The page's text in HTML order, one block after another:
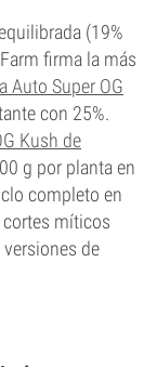
(19%
firma la más
Auto Super OG
con 25%.
Kush de
g por planta en
completo en
míticos
versiones de